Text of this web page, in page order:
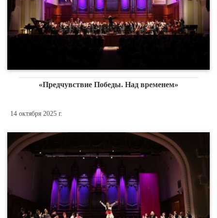
«Предчувствие Победы. Над временем»
14 октября 2025 г.